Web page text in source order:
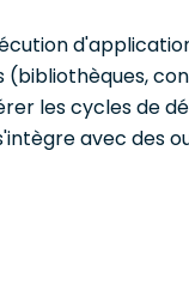
les cycles de
avec des